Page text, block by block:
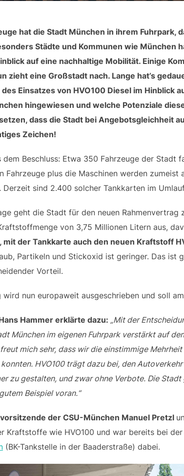
hat die Stadt München in ihrem
Städte und Kommunen wie München
auf eine nachhaltige Mobilität. Einige
zieht eine Großstadt nach. Lange hat’s
Einsatzes von HVO100 Diesel im Hinblick
hingewiesen und welche Potenziale
dass die Stadt bei Angebotsgleichheit
Zeichen!
dem Beschluss: Etwa 350 Fahrzeuge der Stadt
Fahrzeuge plus die Maschinen werden
sind 2.400 solcher Tankkarten im
geht die Stadt für den neuen
von 3,75 Millionen Litern aus,
mit der Tankkarte auch den neuen Kraftstoff
Partikeln und Stickoxid ist geringer. Das
Vorteil.
wird nun europaweit ausgeschrieben und soll
Hammer erklärte dazu: „Mit der
München im eigenen Fuhrpark verstärkt auf
mich sehr, dass wir die einstimmige
HVO100 trägt dazu bei, den
zu gestalten, und zwar ohne Verbote. Die
Beispiel voran.“
der CSU-München Manuel Pretzl
Kraftstoffe wie HVO100 und war bereits bei
(BK-Tankstelle in der Baaderstraße) dabei.